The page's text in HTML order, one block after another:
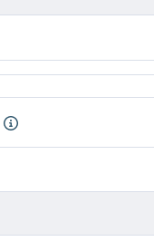
vestigingen